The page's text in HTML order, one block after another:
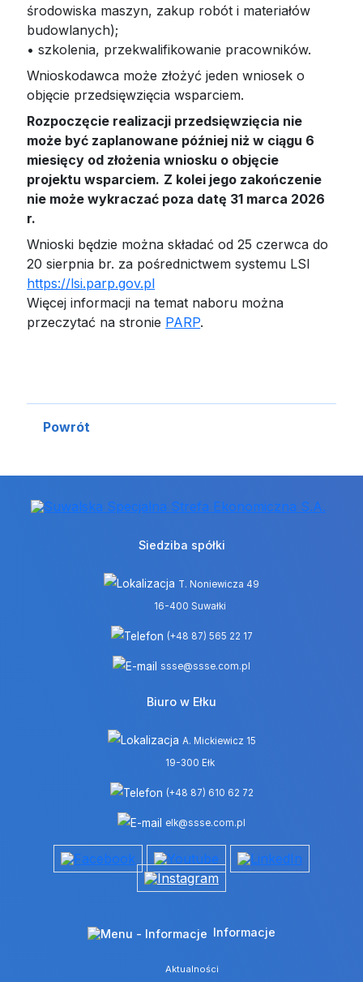
środowiska maszyn, zakup robót i materiałów
budowlanych);
• szkolenia, przekwalifikowanie pracowników.
Wnioskodawca może złożyć jeden wniosek o
objęcie przedsięwzięcia wsparciem.
Rozpoczęcie realizacji przedsięwzięcia nie
może być zaplanowane później niż w ciągu 6
miesięcy od złożenia wniosku o objęcie
projektu wsparciem. Z kolei jego zakończenie
nie może wykraczać poza datę 31 marca 2026
r.
Wnioski będzie można składać od 25 czerwca do
20 sierpnia br. za pośrednictwem systemu LSI
https://lsi.parp.gov.pl
Więcej informacji na temat naboru można
przeczytać na stronie PARP.
Powrót
Siedziba spółki
T. Noniewicza 49
16-400 Suwałki
(+48 87) 565 22 17
ssse@ssse.com.pl
Biuro w Ełku
A. Mickiewicz 15
19-300 Ełk
(+48 87) 610 62 72
elk@ssse.com.pl
Informacje
Aktualności